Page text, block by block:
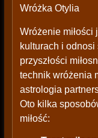
Wróżka Otylia
Wróżenie
kulturach i
przyszłości
technik wróżenia
astrologia
Oto kilka
miłość: